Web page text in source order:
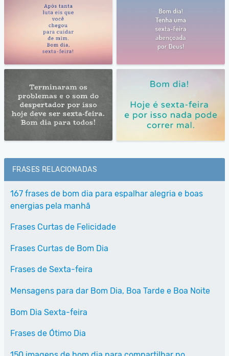
FRASES RELACIONADAS
167 frases de bom dia para espalhar alegria e boas
energias pela manhã
Frases Curtas de Felicidade
Frases Curtas de Bom Dia
Frases de Sexta-feira
Mensagens para dar Bom Dia, Boa Tarde e Boa Noite
Bom Dia Sexta-feira
Frases de Ótimo Dia